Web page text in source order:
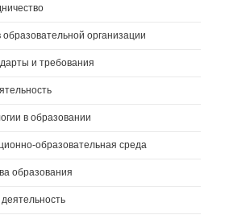
организации
и требования
в образовании
образовательная среда
образования